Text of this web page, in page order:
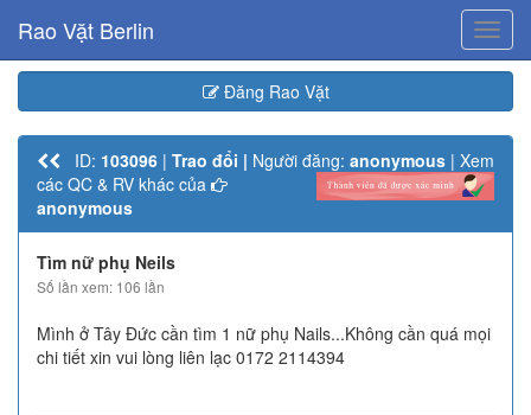
Rao Vặt Berlin
Đăng Rao Vặt
ID: 103096 | Trao đổi | Người đăng: anonymous | Xem
các QC & RV khác của
anonymous
Tìm nữ phụ Neils
Số lần xem: 106 lần
Mình ở Tây Đức cần tìm 1 nữ phụ Nails...Không cần quá mọi
chi tiết xin vui lòng liên lạc 0172 2114394